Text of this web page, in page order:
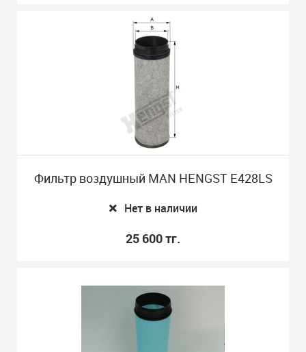
Фильтр воздушный MAN HENGST E428LS
Нет в наличии
25 600 тг.